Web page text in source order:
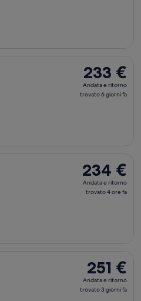
233 €
Andata
e
233 €
Andata e ritorno
trovato 6 giorni fa
234 €
Andata
e
234 €
Andata e ritorno
trovato 4 ore fa
251 €
Andata
e
251 €
Andata e ritorno
trovato 3 giorni fa